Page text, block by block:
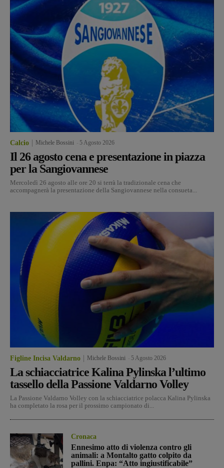
Calcio Michele Bossini 5 Agosto 2026
Il 26 agosto cena e presentazione in piazza
per la Sangiovannese
Mercoledì 26 agosto alle ore 20 si terrà la tradizionale cena che
accompagnerà la presentazione della Sangiovannese nella consueta...
Figline Incisa Valdarno Michele Bossini 5 Agosto 2026
La schiacciatrice Kalina Pylinska l’ultimo
tassello della Passione Valdarno Volley
La Passione Valdarno Volley con la schiacciatrice polacca Kalina Pylinska
ha completato la rosa per il prossimo campionato di...
Cronaca
Ennesimo atto di violenza contro gli
animali: a Montalto gatto colpito da
pallini. Enpa: “Atto ingiustificabile”